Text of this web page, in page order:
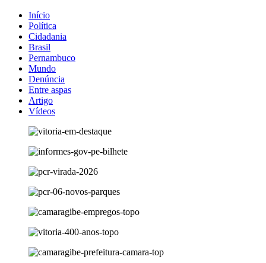
Início
Política
Cidadania
Brasil
Pernambuco
Mundo
Denúncia
Entre aspas
Artigo
Vídeos